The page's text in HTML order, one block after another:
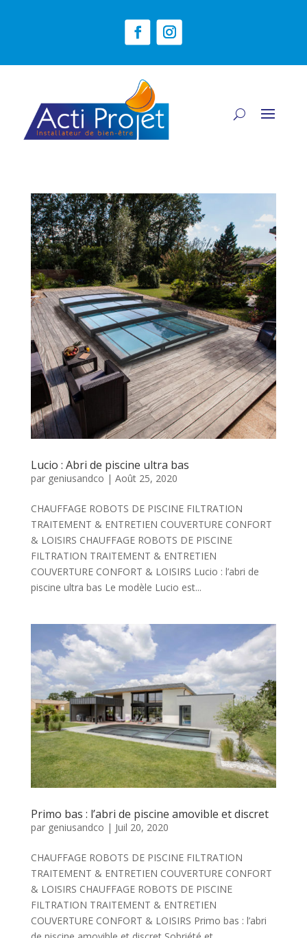
Lucio : Abri de piscine ultra bas
par geniusandco | Août 25, 2020
CHAUFFAGE ROBOTS DE PISCINE FILTRATION
TRAITEMENT & ENTRETIEN COUVERTURE CONFORT
& LOISIRS CHAUFFAGE ROBOTS DE PISCINE
FILTRATION TRAITEMENT & ENTRETIEN
COUVERTURE CONFORT & LOISIRS Lucio : l’abri de
piscine ultra bas Le modèle Lucio est...
Primo bas : l’abri de piscine amovible et discret
par geniusandco | Juil 20, 2020
CHAUFFAGE ROBOTS DE PISCINE FILTRATION
TRAITEMENT & ENTRETIEN COUVERTURE CONFORT
& LOISIRS CHAUFFAGE ROBOTS DE PISCINE
FILTRATION TRAITEMENT & ENTRETIEN
COUVERTURE CONFORT & LOISIRS Primo bas : l’abri